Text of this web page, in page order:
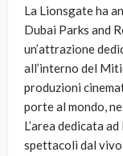
La Lionsgate ha
Dubai Parks and
un’attrazione
all’interno del
produzioni
porte al mondo,
L’area dedicata
spettacoli dal